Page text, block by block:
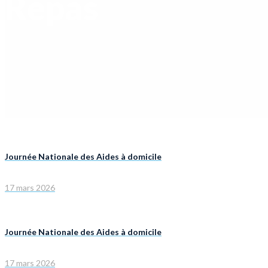
Journée Nationale des Aides à domicile
17 mars 2026
Journée Nationale des Aides à domicile
17 mars 2026